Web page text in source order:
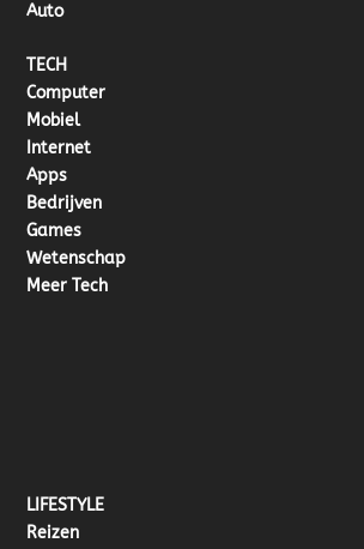
Auto
TECH
Computer
Mobiel
Internet
Apps
Bedrijven
Games
Wetenschap
Meer Tech
LIFESTYLE
Reizen